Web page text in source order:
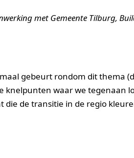
met Gemeente Tilburg,
gebeurt rondom dit thema
knelpunten waar we tegenaan
de transitie in de regio